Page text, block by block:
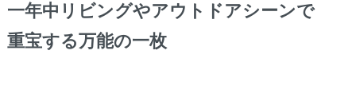
一年中リビングやアウトドアシーンで
重宝する万能の一枚